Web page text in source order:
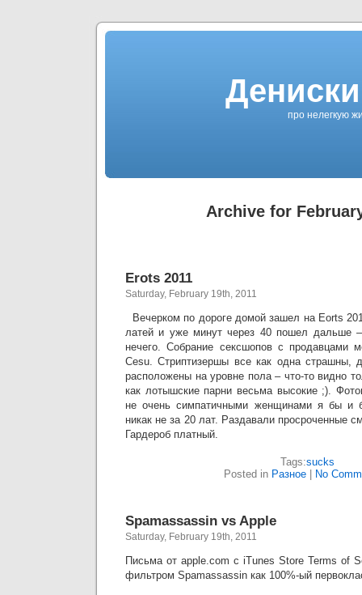
про нелегкую
Archive for
Erots 2011
Saturday, February 19th, 2011
Вечерком по дороге домой зашел на Eorts
латей и уже минут через 40 пошел дальше
нечего. Собрание сексшопов с продавцами
Cesu. Стриптизершы все как одна страшны,
расположены на уровне пола – что-то видно
как лотышские парни весьма высокие ;).
не очень симпатичными женщинами я бы и
никак не за 20 лат. Раздавали просроченные
Гардероб платный.
Tags:sucks
Posted in Разное| No
Spamassassin vs Apple
Saturday, February 19th, 2011
Письма от apple.com с iTunes Store Terms of
фильтром Spamassassin как 100%-ый